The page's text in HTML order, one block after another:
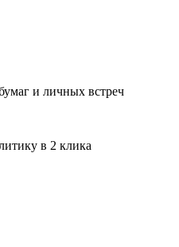
и личных встреч
в 2 клика